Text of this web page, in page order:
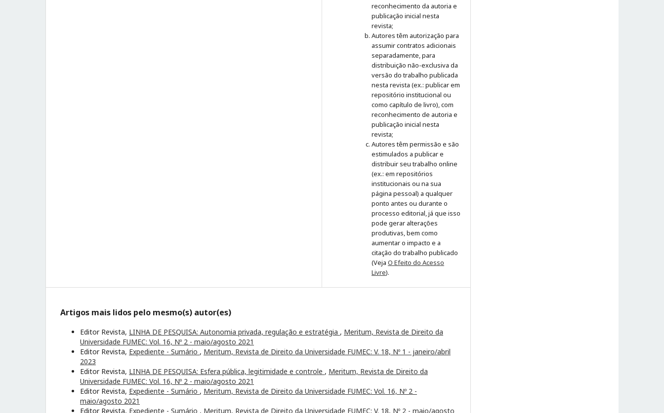
reconhecimento da autoria e
publicação inicial nesta
revista;
Autores têm autorização para
assumir contratos adicionais
separadamente, para
distribuição não-exclusiva da
versão do trabalho publicada
nesta revista (ex.: publicar em
repositório institucional ou
como capítulo de livro), com
reconhecimento de autoria e
publicação inicial nesta
revista;
Autores têm permissão e são
estimulados a publicar e
distribuir seu trabalho online
(ex.: em repositórios
institucionais ou na sua
página pessoal) a qualquer
ponto antes ou durante o
processo editorial, já que isso
pode gerar alterações
produtivas, bem como
aumentar o impacto e a
citação do trabalho publicado
(Veja O Efeito do Acesso
Livre).
Artigos mais lidos pelo mesmo(s) autor(es)
Editor Revista, LINHA DE PESQUISA: Autonomia privada, regulação e estratégia , Meritum, Revista de Direito da
Universidade FUMEC: Vol. 16, Nº 2 - maio/agosto 2021
Editor Revista, Expediente - Sumário , Meritum, Revista de Direito da Universidade FUMEC: V. 18, Nº 1 - janeiro/abril
2023
Editor Revista, LINHA DE PESQUISA: Esfera pública, legitimidade e controle , Meritum, Revista de Direito da
Universidade FUMEC: Vol. 16, Nº 2 - maio/agosto 2021
Editor Revista, Expediente - Sumário , Meritum, Revista de Direito da Universidade FUMEC: Vol. 16, Nº 2 -
maio/agosto 2021
Editor Revista, Expediente - Sumário , Meritum, Revista de Direito da Universidade FUMEC: V. 18, Nº 2 - maio/agosto